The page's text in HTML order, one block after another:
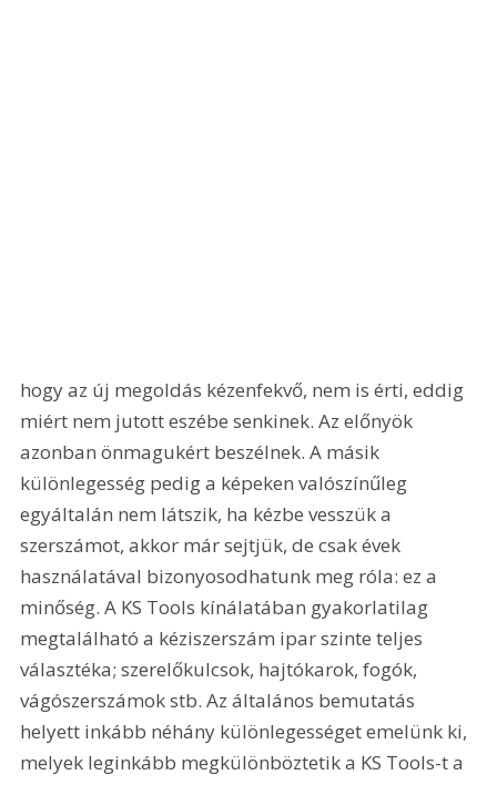
hogy az új megoldás kézenfekvő, nem is érti, eddig
miért nem jutott eszébe senkinek. Az előnyök
azonban önmagukért beszélnek. A másik
különlegesség pedig a képeken valószínűleg
egyáltalán nem látszik, ha kézbe vesszük a
szerszámot, akkor már sejtjük, de csak évek
használatával bizonyosodhatunk meg róla: ez a
minőség. A KS Tools kínálatában gyakorlatilag
megtalálható a kéziszerszám ipar szinte teljes
választéka; szerelőkulcsok, hajtókarok, fogók,
vágószerszámok stb. Az általános bemutatás
helyett inkább néhány különlegességet emelünk ki,
melyek leginkább megkülönböztetik a KS Tools-t a